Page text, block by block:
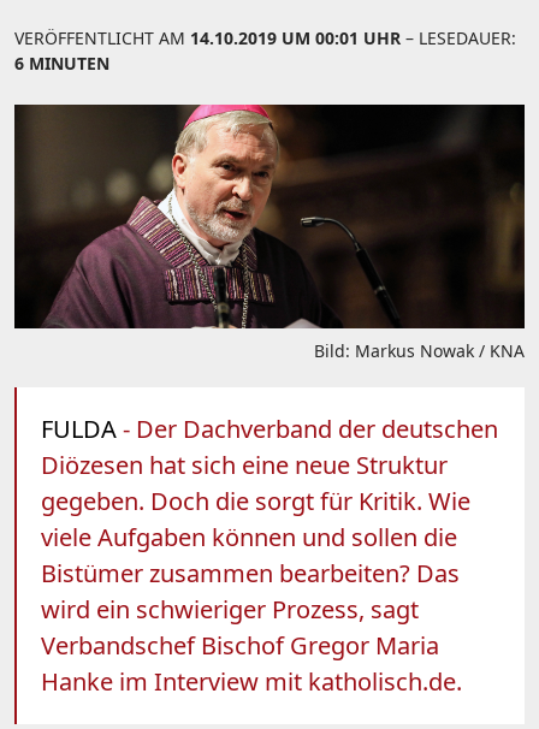
VERÖFFENTLICHT AM 14.10.2019 UM 00:01 UHR – LESEDAUER:
6 MINUTEN
Bild: Markus Nowak / KNA
FULDA- Der Dachverband der deutschen
Diözesen hat sich eine neue Struktur
gegeben. Doch die sorgt für Kritik. Wie
viele Aufgaben können und sollen die
Bistümer zusammen bearbeiten? Das
wird ein schwieriger Prozess, sagt
Verbandschef Bischof Gregor Maria
Hanke im Interview mit katholisch.de.